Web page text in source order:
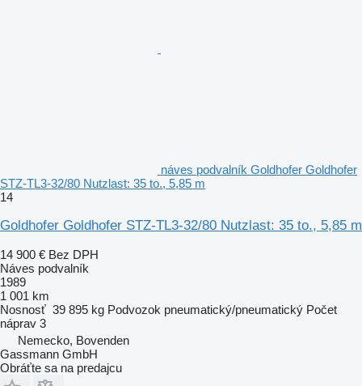
náves podvalník Goldhofer Goldhofer
STZ-TL3-32/80 Nutzlast: 35 to., 5,85 m
14
Goldhofer Goldhofer STZ-TL3-32/80 Nutzlast: 35 to., 5,85 m
14 900 € Bez DPH
Náves podvalník
1989
1 001 km
Nosnosť 39 895 kg Podvozok pneumatický/pneumatický Počet
náprav 3
Nemecko, Bovenden
Gassmann GmbH
Obráťte sa na predajcu